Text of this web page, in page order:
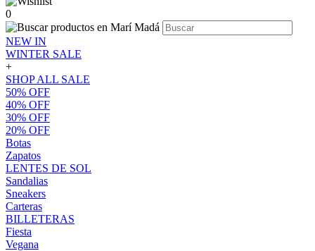
0
NEW IN
WINTER SALE
+
SHOP ALL SALE
50% OFF
40% OFF
30% OFF
20% OFF
Botas
Zapatos
LENTES DE SOL
Sandalias
Sneakers
Carteras
BILLETERAS
Fiesta
Vegana